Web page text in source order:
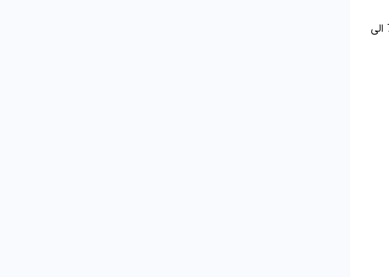
یکشنبه ساعت 7:30 الی شنبه ساعت 2:30 بصورت 24 ساعته فعال می باشد و در روزهای شنبه از ساعت 7:30 الی